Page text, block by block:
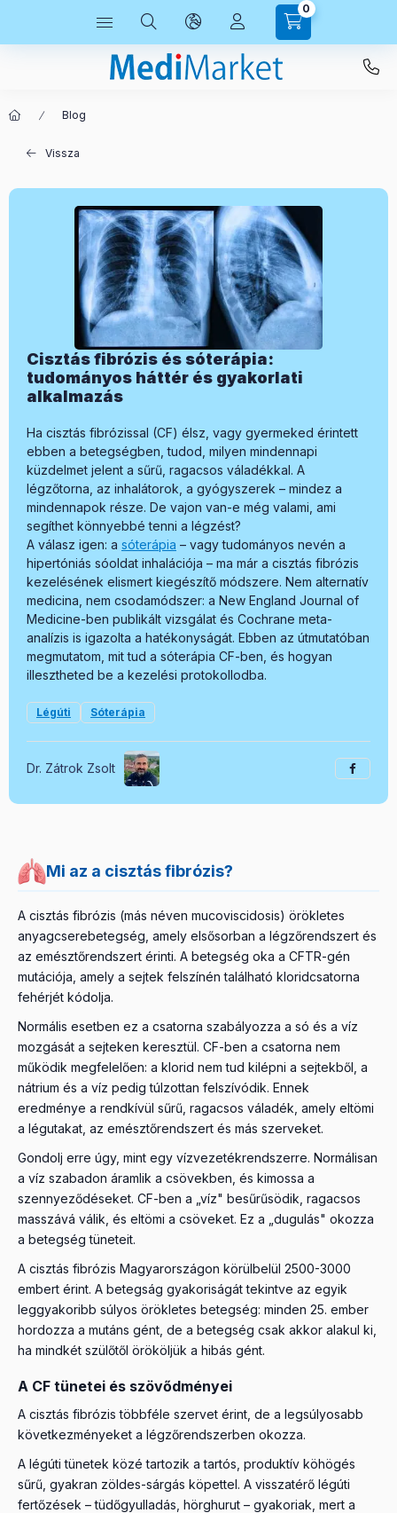
0
Blog
Vissza
Cisztás fibrózis és sóterápia:
tudományos háttér és gyakorlati
alkalmazás
Ha cisztás fibrózissal (CF) élsz, vagy gyermeked érintett
ebben a betegségben, tudod, milyen mindennapi
küzdelmet jelent a sűrű, ragacsos váladékkal. A
légzőtorna, az inhalátorok, a gyógyszerek – mindez a
mindennapok része. De vajon van-e még valami, ami
segíthet könnyebbé tenni a légzést?
A válasz igen: a sóterápia – vagy tudományos nevén a
hipertóniás sóoldat inhalációja – ma már a cisztás fibrózis
kezelésének elismert kiegészítő módszere. Nem alternatív
medicina, nem csodamódszer: a New England Journal of
Medicine-ben publikált vizsgálat és Cochrane meta-
analízis is igazolta a hatékonyságát. Ebben az útmutatóban
megmutatom, mit tud a sóterápia CF-ben, és hogyan
illesztheted be a kezelési protokollodba.
Légúti Sóterápia
Dr. Zátrok Zsolt
Mi az a cisztás fibrózis?
A cisztás fibrózis (más néven mucoviscidosis) örökletes
anyagcserebetegség, amely elsősorban a légzőrendszert és
az emésztőrendszert érinti. A betegség oka a CFTR-gén
mutációja, amely a sejtek felszínén található kloridcsatorna
fehérjét kódolja.
Normális esetben ez a csatorna szabályozza a só és a víz
mozgását a sejteken keresztül. CF-ben a csatorna nem
működik megfelelően: a klorid nem tud kilépni a sejtekből, a
nátrium és a víz pedig túlzottan felszívódik. Ennek
eredménye a rendkívül sűrű, ragacsos váladék, amely eltömi
a légutakat, az emésztőrendszert és más szerveket.
Gondolj erre úgy, mint egy vízvezetékrendszerre. Normálisan
a víz szabadon áramlik a csövekben, és kimossa a
szennyeződéseket. CF-ben a „víz" besűrűsödik, ragacsos
masszává válik, és eltömi a csöveket. Ez a „dugulás" okozza
a betegség tüneteit.
A cisztás fibrózis Magyarországon körülbelül 2500-3000
embert érint. A betegság gyakoriságát tekintve az egyik
leggyakoribb súlyos örökletes betegség: minden 25. ember
hordozza a mutáns gént, de a betegség csak akkor alakul ki,
ha mindkét szülőtől örököljük a hibás gént.
A CF tünetei és szövődményei
A cisztás fibrózis többféle szervet érint, de a legsúlyosabb
következményeket a légzőrendszerben okozza.
A légúti tünetek közé tartozik a tartós, produktív köhögés
sűrű, gyakran zöldes-sárgás köpettel. A visszatérő légúti
fertőzések – tüdőgyulladás, hörghurut – gyakoriak, mert a